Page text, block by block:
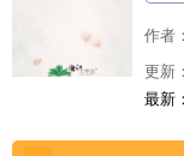
作者：
更新：
最新：